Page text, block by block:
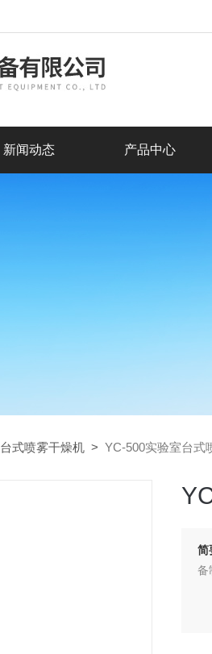
新闻动态 产品中心
台式喷雾干燥机 > YC-500实验室台式
简
备